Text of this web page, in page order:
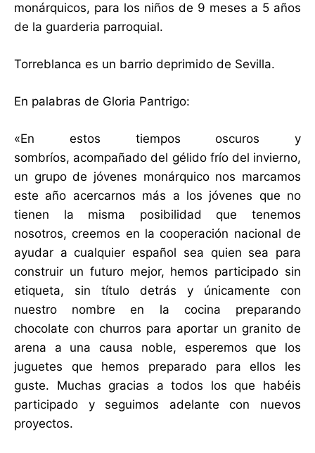
monárquicos, para los niños de 9 meses a 5 años
de la guarderia parroquial.
Torreblanca es un barrio deprimido de Sevilla.
En palabras de Gloria Pantrigo:
«En estos tiempos oscuros y
sombríos, acompañado del gélido frío del invierno,
un grupo de jóvenes monárquico nos marcamos
este año acercarnos más a los jóvenes que no
tienen la misma posibilidad que tenemos
nosotros, creemos en la cooperación nacional de
ayudar a cualquier español sea quien sea para
construir un futuro mejor, hemos participado sin
etiqueta, sin título detrás y únicamente con
nuestro nombre en la cocina preparando
chocolate con churros para aportar un granito de
arena a una causa noble, esperemos que los
juguetes que hemos preparado para ellos les
guste. Muchas gracias a todos los que habéis
participado y seguimos adelante con nuevos
proyectos.